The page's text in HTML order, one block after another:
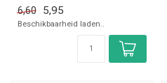
6,60 5,95
Beschikbaarheid laden..